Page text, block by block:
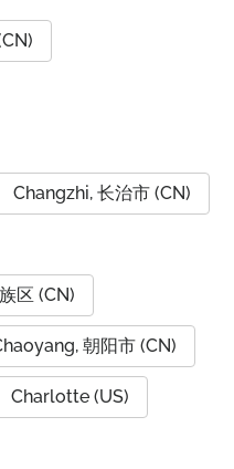
Changzhi, 长治市 (CN)
区 (CN)
朝阳市 (CN)
Charlotte (US)